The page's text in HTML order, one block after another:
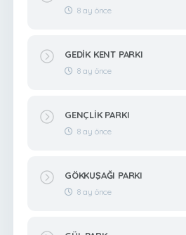
8 ay önce
GEDİK KENT PARKI
8 ay önce
GENÇLİK PARKI
8 ay önce
GÖKKUŞAĞI PARKI
8 ay önce